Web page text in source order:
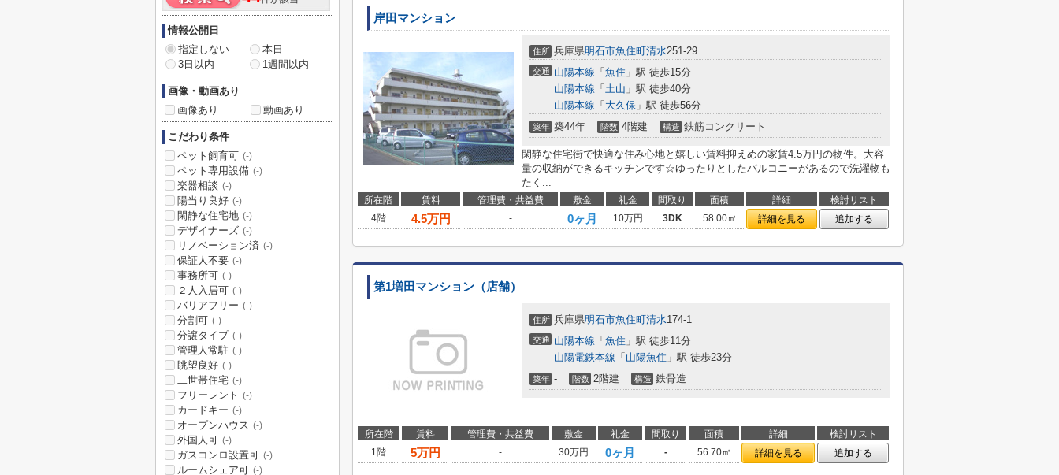
岸田マンション
住所 兵庫県明石市魚住町清水251-29
交通 山陽本線 「 魚住 」駅 徒歩15分
山陽本線 「 土山 」駅 徒歩40分
山陽本線 「 大久保 」駅 徒歩56分
築年 築44年 階数 4階建 構造 鉄筋コンクリート
閑静な住宅街で快適な住み心地と嬉しい賃料抑えめの家賃4.5万円の物件。大容
量の収納ができるキッチンです☆ゆったりとしたバルコニーがあるので洗濯物も
たく...
所在階 賃料 管理費・共益費 敷金 礼金 間取り 面積 詳細
検討リスト
4階
4.5万円 - 0ヶ月 10万円 3DK 58.00㎡ 詳細を見る 追加する
第1増田マンション（店舗）
住所 兵庫県明石市魚住町清水174-1
交通 山陽本線 「 魚住 」駅 徒歩11分
山陽電鉄本線 「 山陽魚住 」駅 徒歩23分
築年 - 階数 2階建 構造 鉄骨造
所在階 賃料 管理費・共益費 敷金 礼金 間取り 面積 詳細
検討リスト
1階
5万円 - 30万円 0ヶ月 - 56.70㎡ 詳細を見る 追加する
情報公開日
指定しない
本日
3日以内
1週間以内
画像・動画あり
画像あり
動画あり
こだわり条件
ペット飼育可 (-)
ペット専用設備 (-)
楽器相談 (-)
陽当り良好 (-)
閑静な住宅地 (-)
デザイナーズ (-)
リノベーション済 (-)
保証人不要 (-)
事務所可 (-)
２人入居可 (-)
バリアフリー (-)
分割可 (-)
分譲タイプ (-)
管理人常駐 (-)
眺望良好 (-)
二世帯住宅 (-)
フリーレント (-)
カードキー (-)
オープンハウス (-)
外国人可 (-)
ガスコンロ設置可 (-)
ルームシェア可 (-)